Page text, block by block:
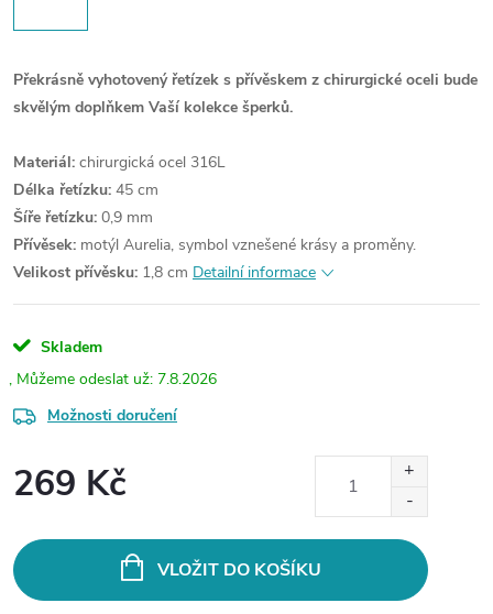
Překrásně vyhotovený řetízek s přívěskem z chirurgické oceli bude
skvělým doplňkem Vaší kolekce šperků.
Materiál: chirurgická ocel 316L
Délka řetízku: 45 cm
Šíře řetízku: 0,9 mm
Přívěsek: motýl Aurelia, symbol vznešené krásy a proměny.
Velikost přívěsku: 1,8 cm Detailní informace
Skladem
7.8.2026
Možnosti doručení
269 Kč
VLOŽIT DO KOŠÍKU